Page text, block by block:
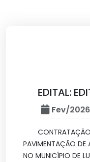
EDITAL:
Fev/2026
PAVIMENTAÇÃO DE
NO MUNICÍPIO DE